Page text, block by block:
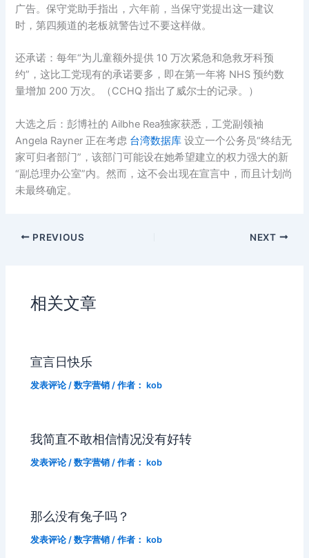
广告。保守党助手指出，六年前，当保守党提出这一建议
时，第四频道的老板就警告过不要这样做。
还承诺：每年“为儿童额外提供 10 万次紧急和急救牙科预
约”，这比工党现有的承诺要多，即在第一年将 NHS 预约数
量增加 200 万次。（CCHQ 指出了威尔士的记录。）
大选之后：彭博社的 Ailbhe Rea独家获悉，工党副领袖
Angela Rayner 正在考虑 台湾数据库 设立一个公务员“终结无
家可归者部门”，该部门可能设在她希望建立的权力强大的新
“副总理办公室”内。然而，这不会出现在宣言中，而且计划尚
未最终确定。
PREVIOUS NEXT
相关文章
宣言日快乐
发表评论 /数字营销 / 作者： kob
我简直不敢相信情况没有好转
发表评论 /数字营销 / 作者： kob
那么没有兔子吗？
发表评论 /数字营销 / 作者： kob